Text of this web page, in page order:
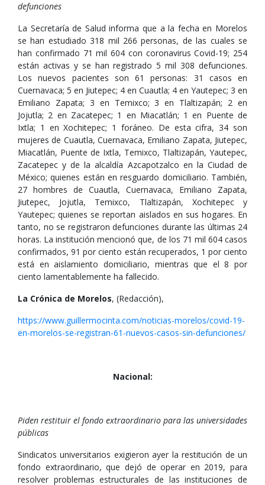
defunciones
La Secretaría de Salud informa que a la fecha en Morelos
se han estudiado 318 mil 266 personas, de las cuales se
han confirmado 71 mil 604 con coronavirus Covid-19; 254
están activas y se han registrado 5 mil 308 defunciones.
Los nuevos pacientes son 61 personas: 31 casos en
Cuernavaca; 5 en Jiutepec; 4 en Cuautla; 4 en Yautepec; 3 en
Emiliano Zapata; 3 en Temixco; 3 en Tlaltizapán; 2 en
Jojutla; 2 en Zacatepec; 1 en Miacatlán; 1 en Puente de
Ixtla; 1 en Xochitepec; 1 foráneo. De esta cifra, 34 son
mujeres de Cuautla, Cuernavaca, Emiliano Zapata, Jiutepec,
Miacatlán, Puente de Ixtla, Temixco, Tlaltizapán, Yautepec,
Zacatepec y de la alcaldía Azcapotzalco en la Ciudad de
México; quienes están en resguardo domiciliario. También,
27 hombres de Cuautla, Cuernavaca, Emiliano Zapata,
Jiutepec, Jojutla, Temixco, Tlaltizapán, Xochitepec y
Yautepec; quienes se reportan aislados en sus hogares. En
tanto, no se registraron defunciones durante las últimas 24
horas. La institución mencionó que, de los 71 mil 604 casos
confirmados, 91 por ciento están recuperados, 1 por ciento
está en aislamiento domiciliario, mientras que el 8 por
ciento lamentablemente ha fallecido.
La Crónica de Morelos, (Redacción),
https://www.guillermocinta.com/noticias-morelos/covid-19-
en-morelos-se-registran-61-nuevos-casos-sin-defunciones/
Nacional:
Piden restituir el fondo extraordinario para las universidades
públicas
Sindicatos universitarios exigieron ayer la restitución de un
fondo extraordinario, que dejó de operar en 2019, para
resolver problemas estructurales de las instituciones de